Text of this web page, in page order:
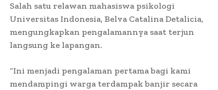
Salah satu relawan mahasiswa psikologi
Universitas Indonesia, Belva Catalina Detalicia,
mengungkapkan pengalamannya saat terjun
langsung ke lapangan.
“Ini menjadi pengalaman pertama bagi kami
mendampingi warga terdampak banjir secara